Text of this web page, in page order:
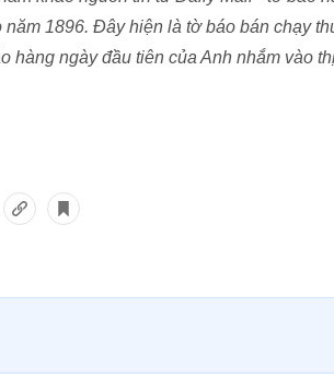
1896. Đây hiện là tờ báo bán chạy
hàng ngày đầu tiên của Anh nhắm vào